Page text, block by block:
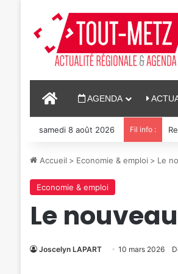
ACCUEILAGENDA
samedi 8 août 2026 Fil info :
Accueil > Economie & emploi > Le
Economie & emploi
Le
Joscelyn LAPART 10 mars 2026